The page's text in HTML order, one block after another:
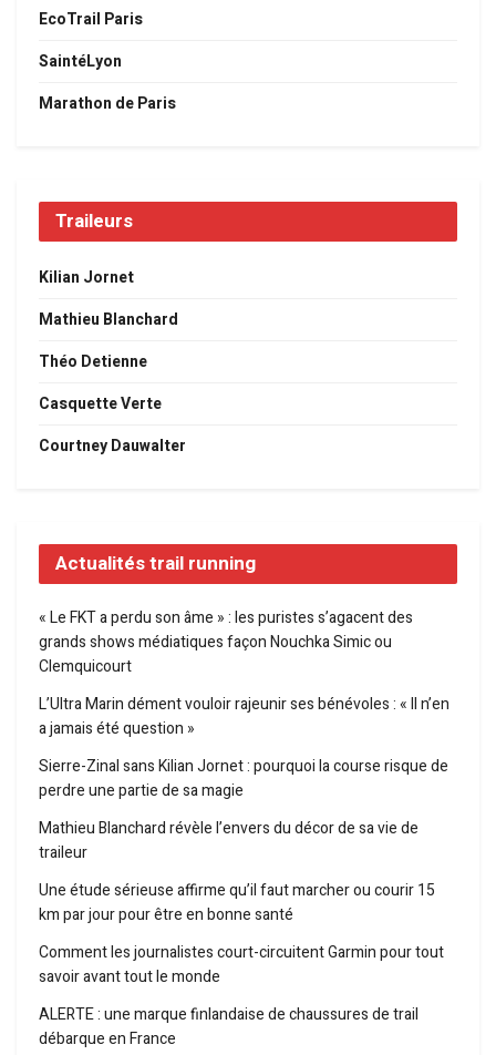
EcoTrail Paris
SaintéLyon
Marathon de Paris
Traileurs
Kilian Jornet
Mathieu Blanchard
Théo Detienne
Casquette Verte
Courtney Dauwalter
Actualités trail running
« Le FKT a perdu son âme » : les puristes s’agacent des
grands shows médiatiques façon Nouchka Simic ou
Clemquicourt
L’Ultra Marin dément vouloir rajeunir ses bénévoles : « Il n’en
a jamais été question »
Sierre-Zinal sans Kilian Jornet : pourquoi la course risque de
perdre une partie de sa magie
Mathieu Blanchard révèle l’envers du décor de sa vie de
traileur
Une étude sérieuse affirme qu’il faut marcher ou courir 15
km par jour pour être en bonne santé
Comment les journalistes court-circuitent Garmin pour tout
savoir avant tout le monde
ALERTE : une marque finlandaise de chaussures de trail
débarque en France